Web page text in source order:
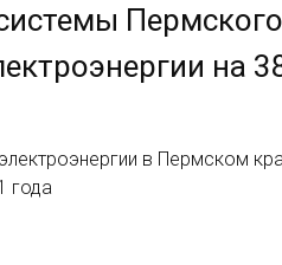
на
в Пермском
года